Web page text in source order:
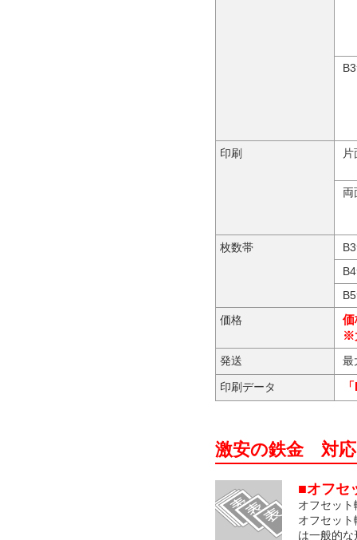
印刷 片
両
枚数帯
価格
価
※
発送 最
印刷データ
激安の鉄金 対
■オフセ
オフセッ
オフセッ
は一般的